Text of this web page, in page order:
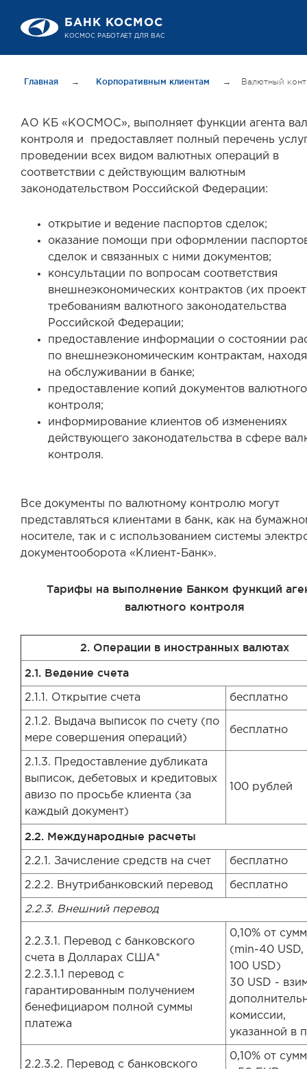
БАНК КОСМОС
Главная → Корпоративным клиентам → Валютный
АО КБ «КОСМОС», выполняет функции агента
контроля и предоставляет полный перечень
проведении всех видом валютных операций в
соответствии с действующим валютным
законодательством Российской Федерации:
открытие и ведение паспортов сделок;
оказание помощи при оформлении
сделок и связанных с ними документов;
консультации по вопросам соответствия
внешнеэкономических контрактов (их
требованиям валютного законодательства
Российской Федерации;
предоставление информации о состоянии
по внешнеэкономическим контрактам,
на обслуживании в банке;
предоставление копий документов валютного
контроля;
информирование клиентов об изменениях
действующего законодательства в сфере
контроля.
Все документы по валютному контролю могут
представляться клиентами в банк, как на
носителе, так и с использованием системы
документооборота «Клиент-Банк».
Тарифы на выполнение Банком функций
валютного контроля
2. Операции в иностранных валютах
2.1. Ведение счета
2.1.1. Открытие счета бесплатно
2.1.2. Выдача выписок по счету (по
мере совершения операций)
бесплатно
2.1.3. Предоставление дубликата
выписок, дебетовых и кредитовых
авизо по просьбе клиента (за
каждый документ)
100 рублей
2.2. Международные расчеты
2.2.1. Зачисление средств на счет бесплатно
2.2.2. Внутрибанковский перевод бесплатно
2.2.3. Внешний перевод
2.2.3.1. Перевод с банковского
счета в Долларах США*
2.2.3.1.1 перевод с
гарантированным получением
бенефициаром полной суммы
платежа
0,10% от
(min-40 USD,
100 USD)
30 USD -
комиссии,
указанной в
2.2.3.2. Перевод с банковского
0,10% от